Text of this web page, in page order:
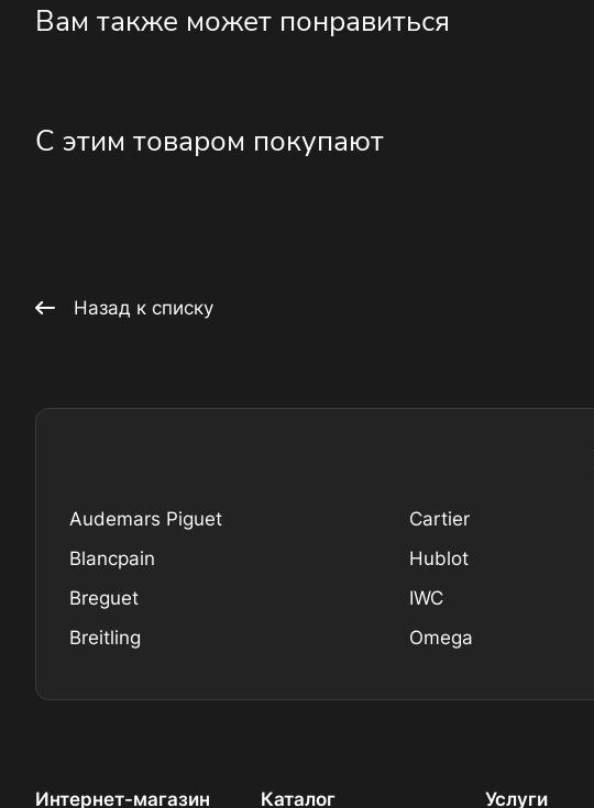
Вам также может понравиться
С этим товаром покупают
Назад к списку
Audemars Piguet
Blancpain
Breguet
Breitling
Cartier
Hublot
IWC
Omega
Интернет-магазин Каталог Услуги